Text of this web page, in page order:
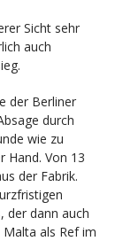
Sicht sehr
auch
der Berliner
durch
wie zu
Hand. Von 13
der Fabrik.
der dann auch
als Ref im